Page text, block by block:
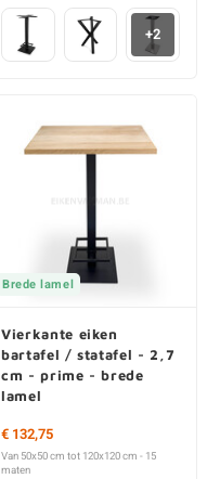
+2
Brede lamel
Vierkante eiken
bartafel / statafel - 2,7
cm - prime - brede
lamel
€ 132,75
Van 50x50 cm tot 120x120 cm - 15
maten